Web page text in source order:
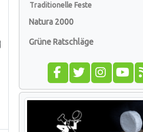
Traditionelle Feste
Natura 2000
Grüne Ratschläge